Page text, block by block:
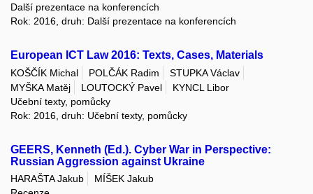
Další prezentace na konferencích
Rok: 2016, druh: Další prezentace na konferencích
European ICT Law 2016: Texts, Cases, Materials
KOŠČÍK Michal POLČÁK Radim
STUPKA Václav
MYŠKA Matěj
LOUTOCKÝ Pavel
KYNCL Libor
Učební texty, pomůcky
Rok: 2016, druh: Učební texty, pomůcky
GEERS, Kenneth (Ed.). Cyber War in Perspective:
Russian Aggression against Ukraine
HARAŠTA Jakub
MÍŠEK Jakub